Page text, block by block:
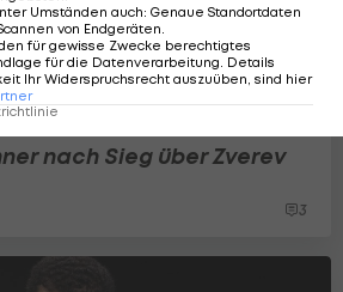
nach Sieg über Zverev
3
Umständen auch: Genaue Standortdaten
von Endgeräten
für gewisse Zwecke berechtigtes
für die Datenverarbeitung. Details
Ihr Widerspruchsrecht auszuüben, sind hier